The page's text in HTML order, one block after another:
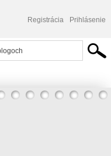
Registrácia Prihlásenie